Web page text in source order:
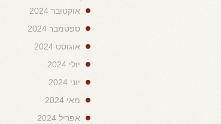
אוקטובר 2024
ספטמבר 2024
אוגוסט 2024
יולי 2024
יוני 2024
מאי 2024
אפריל 2024